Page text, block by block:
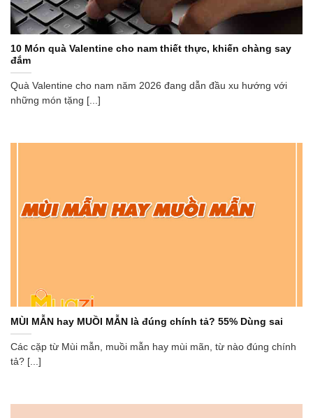
10 Món quà Valentine cho nam thiết thực, khiến chàng say
đắm
Quà Valentine cho nam năm 2026 đang dẫn đầu xu hướng với
những món tặng [...]
MÙI MẪN hay MUỒI MẪN là đúng chính tả? 55% Dùng sai
Các cặp từ Mùi mẫn, muồi mẫn hay mùi mãn, từ nào đúng chính
tả? [...]